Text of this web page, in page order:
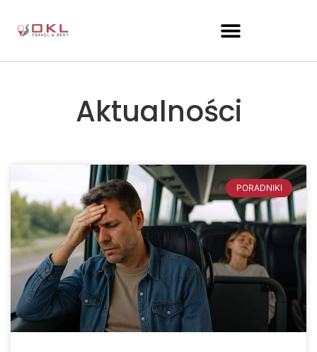
Aktualności
PORADNIKI